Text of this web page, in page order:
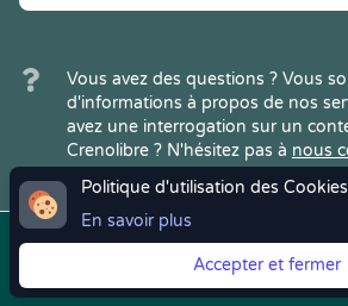
Politique d'utilisation des Cookies
En savoir plus
Accepter et fermer
Vous avez des questions ? Vous
d'informations à propos de nos
avez une interrogation sur un
Crenolibre ? N'hésitez pas à nous
Copyright © 2022Crenolibre, tous
Mentions
Légales